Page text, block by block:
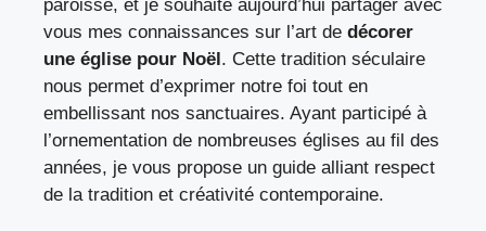
paroisse, et je souhaite aujourd’hui partager avec
vous mes connaissances sur l’art de décorer
une église pour Noël. Cette tradition séculaire
nous permet d’exprimer notre foi tout en
embellissant nos sanctuaires. Ayant participé à
l’ornementation de nombreuses églises au fil des
années, je vous propose un guide alliant respect
de la tradition et créativité contemporaine.